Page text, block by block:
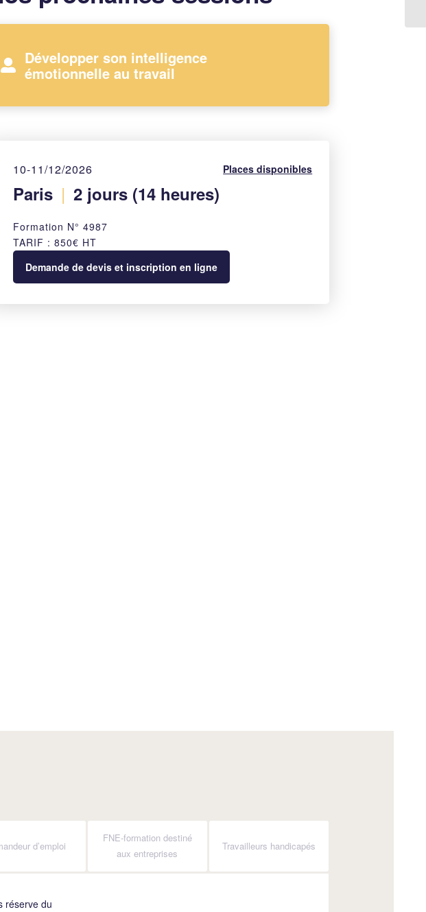
Développer son intelligence
émotionnelle au travail
10-11/12/2026 Places disponibles
Paris | 2 jours (14 heures)
Formation N° 4987
TARIF : 850€ HT
Demande de devis et inscription en ligne
d’emploi
FNE-formation destiné
aux entreprises
Travailleurs handicapés
réserve du